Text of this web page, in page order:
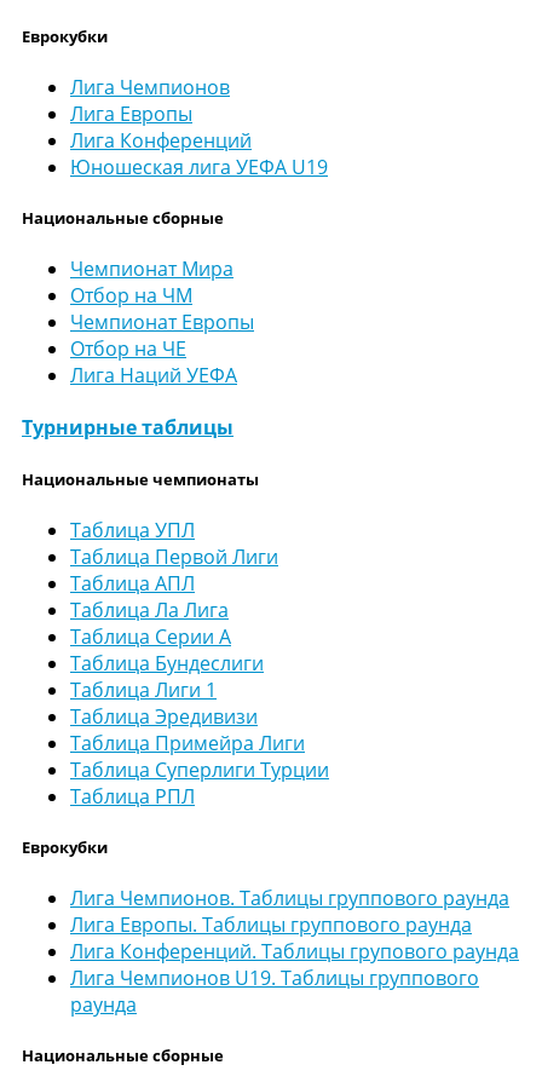
Еврокубки
Лига Чемпионов
Лига Европы
Лига Конференций
Юношеская лига УЕФА U19
Национальные сборные
Чемпионат Мира
Отбор на ЧМ
Чемпионат Европы
Отбор на ЧЕ
Лига Наций УЕФА
Турнирные таблицы
Национальные чемпионаты
Таблица УПЛ
Таблица Первой Лиги
Таблица АПЛ
Таблица Ла Лига
Таблица Серии А
Таблица Бундеслиги
Таблица Лиги 1
Таблица Эредивизи
Таблица Примейра Лиги
Таблица Суперлиги Турции
Таблица РПЛ
Еврокубки
Лига Чемпионов. Таблицы группового раунда
Лига Европы. Таблицы группового раунда
Лига Конференций. Таблицы групового раунда
Лига Чемпионов U19. Таблицы группового
раунда
Национальные сборные